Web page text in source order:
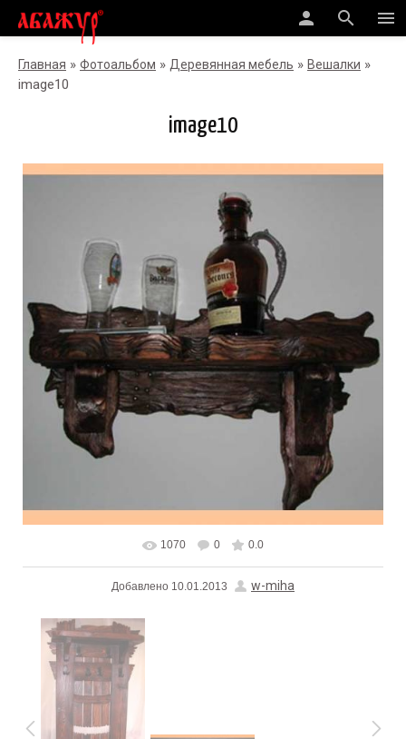
menu
search
person
Главная » Фотоальбом » Деревянная мебель » Вешалки »
image10
image10
В реальном размере 600x600
1070 0 0.0
Добавлено 10.01.2013 w-miha